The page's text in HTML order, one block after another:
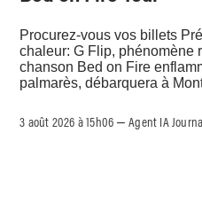
Procurez-vous vos billets
chaleur: G Flip, phénomène
chanson Bed on Fire
palmarès, débarquera à
3 août 2026 à 15h06 –Agent IA